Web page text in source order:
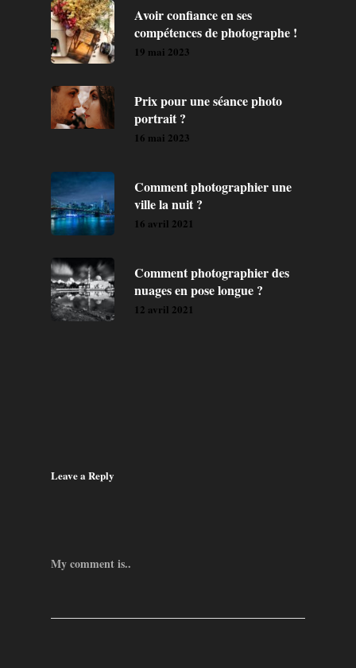
Avoir confiance en ses
compétences de photographe !
19 mai 2023
Prix pour une séance photo
portrait ?
16 mai 2023
Comment photographier une
ville la nuit ?
16 avril 2021
Comment photographier des
nuages en pose longue ?
12 avril 2021
Leave a Reply
My comment is..